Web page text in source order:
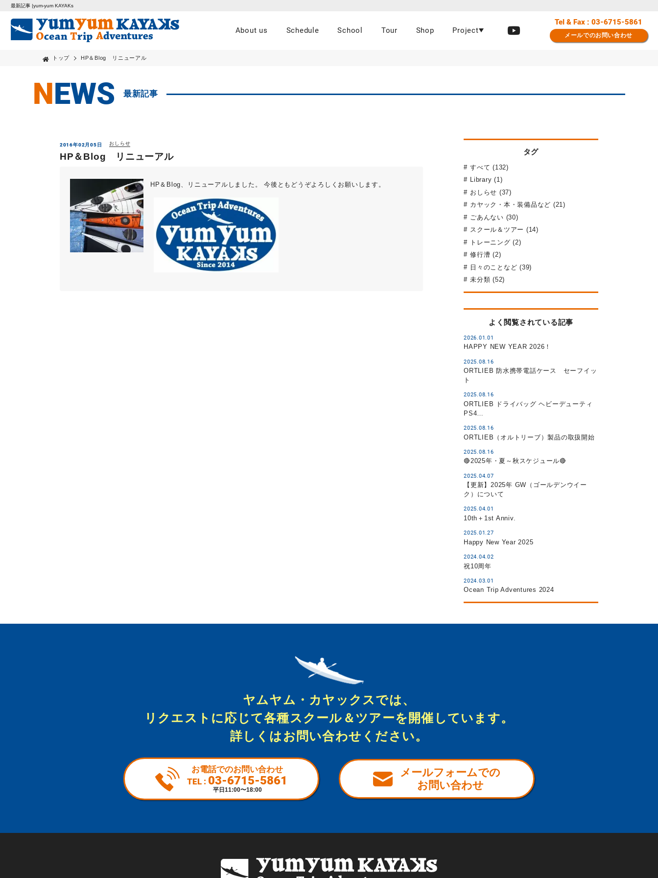
最新記事 |yum-yum KAYAKs
About us Schedule School Tour Shop Project
Tel & Fax : 03-6715-5861
メールでのお問い合わせ
トップ HP＆Blog リニューアル
NEWS 最新記事
2016年02月05日 おしらせ
HP＆Blog リニューアル
HP＆Blog、リニューアルしました。 今後ともどうぞよろしくお願いします。
タグ
すべて (132)
Library (1)
おしらせ (37)
カヤック・本・装備品など (21)
ごあんない (30)
スクール＆ツアー (14)
トレーニング (2)
修行漕 (2)
日々のことなど (39)
未分類 (52)
よく閲覧されている記事
2026.01.01
HAPPY NEW YEAR 2026！
2025.08.16
ORTLIEB 防水携帯電話ケース セーフイッ
ト
2025.08.16
ORTLIEB ドライバッグ ヘビーデューティ
PS4…
2025.08.16
ORTLIEB（オルトリーブ）製品の取扱開始
2025.08.16
🔴2025年・夏～秋スケジュール🔴
2025.04.07
【更新】2025年 GW（ゴールデンウイー
ク）について
2025.04.01
10th＋1st Anniv.
2025.01.27
Happy New Year 2025
2024.04.02
祝10周年
2024.03.01
Ocean Trip Adventures 2024
ヤムヤム・カヤックスでは、
リクエストに応じて各種スクール＆ツアーを開催しています。
詳しくはお問い合わせください。
お電話でのお問い合わせ
TEL : 03-6715-5861
平日11:00〜18:00
メールフォームでの
お問い合わせ